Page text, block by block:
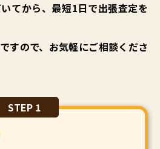
てから、最短1日で出張査定を
すので、お気軽にご相談くださ
STEP 1